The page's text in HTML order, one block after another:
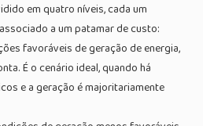
em quatro níveis, cada um
a um patamar de custo:
favoráveis de geração de energia,
É o cenário ideal, quando há
e a geração é majoritariamente